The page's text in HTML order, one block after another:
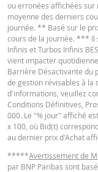
CONDITIONS
Français
KEY INFORMATION
ou erronées affichées
moyenne des derniers
journée. ** Basé sur le
cours de la journée. *** Il
Infinis et Turbos Infinis
vient impacter
Barrière Désactivante du
de gestion révisables à la
d'informations, veuillez
Conditions Définitives,
000. Le "% jour" affiché
x 100, où Bid(t)
au dernier prix d'Achat
*****Avertissement de
par BNP Paribas sont